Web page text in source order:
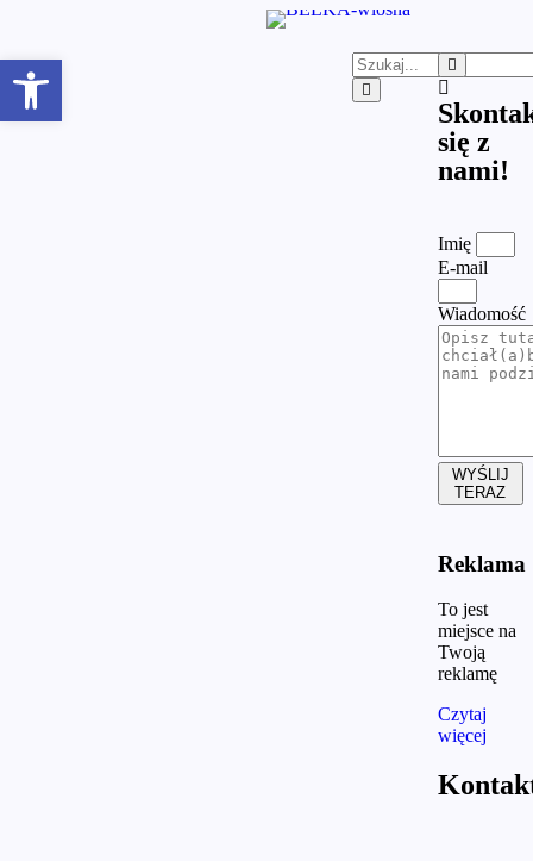
się z
nami!
Imię
E-mail
Wiadomość
WYŚLIJ
TERAZ
Reklama
To jest
miejsce na
Twoją
reklamę
Czytaj
więcej
Otwórz pasek narzędzi